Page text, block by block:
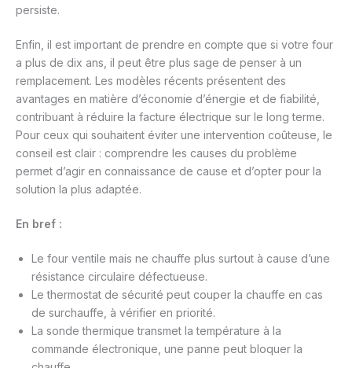
persiste.
Enfin, il est important de prendre en compte que si votre four
a plus de dix ans, il peut être plus sage de penser à un
remplacement. Les modèles récents présentent des
avantages en matière d’économie d’énergie et de fiabilité,
contribuant à réduire la facture électrique sur le long terme.
Pour ceux qui souhaitent éviter une intervention coûteuse, le
conseil est clair : comprendre les causes du problème
permet d’agir en connaissance de cause et d’opter pour la
solution la plus adaptée.
En bref :
Le four ventile mais ne chauffe plus surtout à cause d’une
résistance circulaire défectueuse.
Le thermostat de sécurité peut couper la chauffe en cas
de surchauffe, à vérifier en priorité.
La sonde thermique transmet la température à la
commande électronique, une panne peut bloquer la